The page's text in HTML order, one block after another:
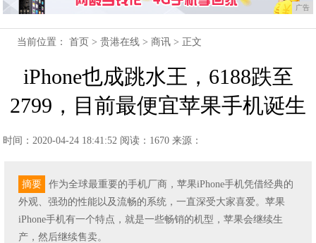
广告
当前位置：首页 >贵港在线 >商讯 > 正文
iPhone也成跳水王，6188跌至
2799，目前最便宜苹果手机诞生
时间：2020-04-24 18:41:52 阅读：1670 来源：
摘要
作为全球最重要的手机厂商，苹果iPhone手机凭借经典的
外观、强劲的性能以及流畅的系统，一直深受大家喜爱。苹果
iPhone手机有一个特点，就是一些畅销的机型，苹果会继续生
产，然后继续售卖。